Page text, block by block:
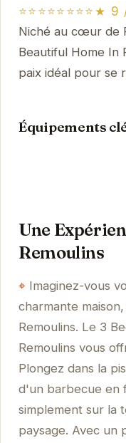
Niché au cœur de
Beautiful Home In
paix idéal pour se
Équipements
Une
Remoulins
Imaginez-vous
charmante
Remoulins. Le 3
Remoulins vous
Plongez dans la
d'un barbecue en
simplement sur la
paysage. Avec un